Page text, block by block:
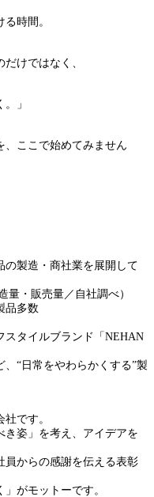
時間。
けではなく、
」
、ここで始めてみません
の製造・商社業を展開して
量・販売量／自社調べ）
品多数
スタイルブランド「NEHAN
“日常をやわらかくする”製
です。
き姿」を考え、アイデアを
員からの感謝を伝える表彰
がモットーです。